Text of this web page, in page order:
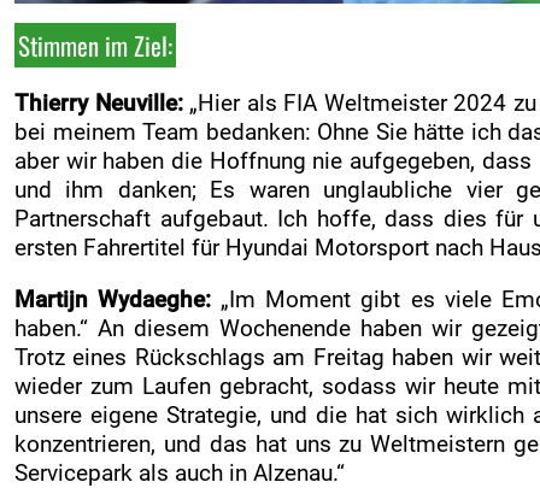
Stimmen im Ziel:
Thierry Neuville:„Hier als FIA Weltmeister 2024
bei meinem Team bedanken: Ohne Sie hätte ich
aber wir haben die Hoffnung nie aufgegeben,
und ihm danken; Es waren unglaubliche vier
Partnerschaft aufgebaut. Ich hoffe, dass dies
ersten Fahrertitel für Hyundai Motorsport nach
Martijn Wydaeghe: „Im Moment gibt es viele
haben.“ An diesem Wochenende haben wir
Trotz eines Rückschlags am Freitag haben wir
wieder zum Laufen gebracht, sodass wir heute
unsere eigene Strategie, und die hat sich
konzentrieren, und das hat uns zu Weltmeistern
Servicepark als auch in Alzenau.“